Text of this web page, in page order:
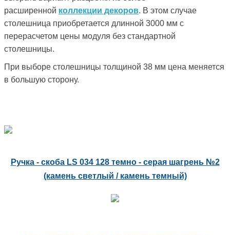
расширенной коллекции декоров. В этом случае
столешница приобретается длинной 3000 мм с
перерасчетом цены модуля без стандартной
столешницы.
При выборе столешницы толщиной 38 мм цена меняется
в большую сторону.
Ручка - скоба LS 034 128 темно - серая шагрень №2
(камень светлый / камень темный)